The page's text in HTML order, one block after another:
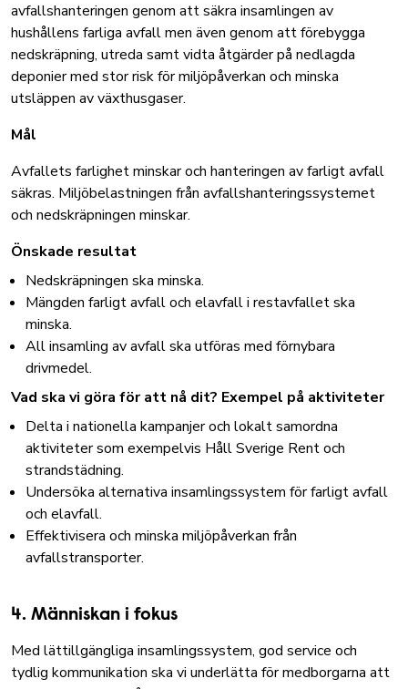
avfallshanteringen genom att säkra insamlingen av
hushållens farliga avfall men även genom att förebygga
nedskräpning, utreda samt vidta åtgärder på nedlagda
deponier med stor risk för miljöpåverkan och minska
utsläppen av växthusgaser.
Mål
Avfallets farlighet minskar och hanteringen av farligt avfall
säkras. Miljöbelastningen från avfallshanteringssystemet
och nedskräpningen minskar.
Önskade resultat
Nedskräpningen ska minska.
Mängden farligt avfall och elavfall i restavfallet ska
minska.
All insamling av avfall ska utföras med förnybara
drivmedel.
Vad ska vi göra för att nå dit? Exempel på aktiviteter
Delta i nationella kampanjer och lokalt samordna
aktiviteter som exempelvis Håll Sverige Rent och
strandstädning.
Undersöka alternativa insamlingssystem för farligt avfall
och elavfall.
Effektivisera och minska miljöpåverkan från
avfallstransporter.
4. Människan i fokus
Med lättillgängliga insamlingssystem, god service och
tydlig kommunikation ska vi underlätta för medborgarna att